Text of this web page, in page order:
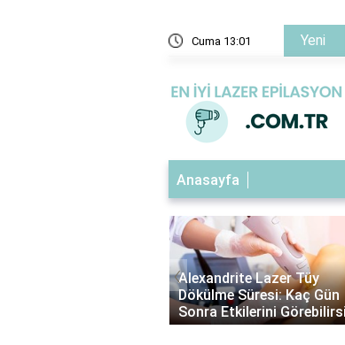
Cuma 13:01 Yeni
Konuştuğunu Görmek - Anlamı ve Yorumları
Anasayfa
Alexandrite Lazer Tüy
Dökülme Süresi: Kaç Gün
Sonra Etkilerini
‹